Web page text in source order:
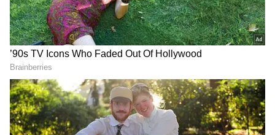
ஏசியாநெட் தமிழ்-ஐ உங்கள் முதன்மைத்
தேர்வாக்குங்கள்